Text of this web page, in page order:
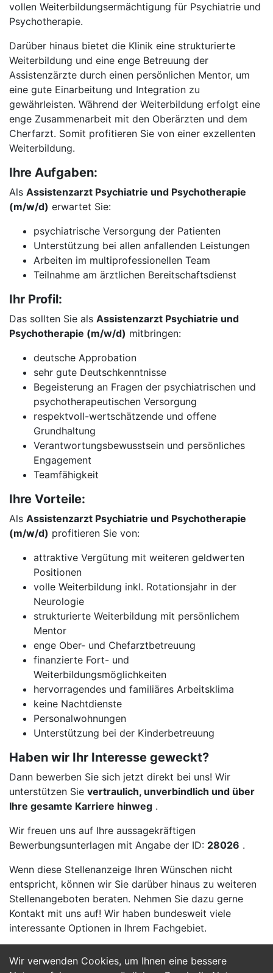
Wir verwenden Cookies, um Ihnen eine bessere
vollen Weiterbildungsermächtigung für Psychiatrie und
Psychotherapie.
Darüber hinaus bietet die Klinik eine strukturierte
Weiterbildung und eine enge Betreuung der
Assistenzärzte durch einen persönlichen Mentor, um
eine gute Einarbeitung und Integration zu
gewährleisten. Während der Weiterbildung erfolgt eine
enge Zusammenarbeit mit den Oberärzten und dem
Cherfarzt. Somit profitieren Sie von einer exzellenten
Weiterbildung.
Ihre Aufgaben:
Als Assistenzarzt Psychiatrie und Psychotherapie
(m/w/d) erwartet Sie:
psychiatrische Versorgung der Patienten
Unterstützung bei allen anfallenden Leistungen
Arbeiten im multiprofessionellen Team
Teilnahme am ärztlichen Bereitschaftsdienst
Ihr Profil:
Das sollten Sie als Assistenzarzt Psychiatrie und
Psychotherapie (m/w/d) mitbringen:
deutsche Approbation
sehr gute Deutschkenntnisse
Begeisterung an Fragen der psychiatrischen und
psychotherapeutischen Versorgung
respektvoll-wertschätzende und offene
Grundhaltung
Verantwortungsbewusstsein und persönliches
Engagement
Teamfähigkeit
Ihre Vorteile:
Als Assistenzarzt Psychiatrie und Psychotherapie
(m/w/d) profitieren Sie von:
attraktive Vergütung mit weiteren geldwerten
Positionen
volle Weiterbildung inkl. Rotationsjahr in der
Neurologie
strukturierte Weiterbildung mit persönlichem
Mentor
enge Ober- und Chefarztbetreuung
finanzierte Fort- und
Weiterbildungsmöglichkeiten
hervorragendes und familiäres Arbeitsklima
keine Nachtdienste
Personalwohnungen
Unterstützung bei der Kinderbetreuung
Haben wir Ihr Interesse geweckt?
Dann bewerben Sie sich jetzt direkt bei uns! Wir
unterstützen Sie vertraulich, unverbindlich und über
Ihre gesamte Karriere hinweg .
Wir freuen uns auf Ihre aussagekräftigen
Bewerbungsunterlagen mit Angabe der ID: 28026 .
Wenn diese Stellenanzeige Ihren Wünschen nicht
entspricht, können wir Sie darüber hinaus zu weiteren
Stellenangeboten beraten. Nehmen Sie dazu gerne
Kontakt mit uns auf! Wir haben bundesweit viele
interessante Optionen in Ihrem Fachgebiet.